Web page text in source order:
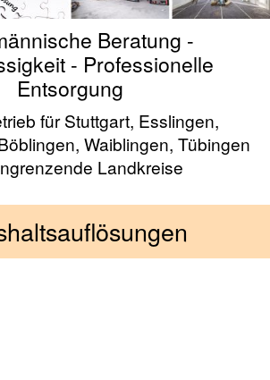
Beratung -
- Professionelle
Entsorgung
für Stuttgart, Esslingen,
Waiblingen, Tübingen
Landkreise